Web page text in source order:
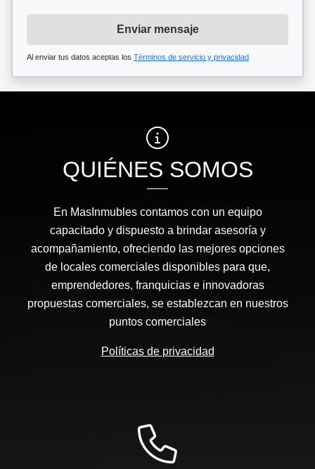
Enviar mensaje
Al enviar tus datos aceptas los Términos de servicio y privacidad
QUIÉNES SOMOS
En MasInmubles contamos con un equipo
capacitado y dispuesto a brindar asesoría y
acompañamiento, ofreciendo las mejores opciones
de locales comerciales disponibles para que,
emprendedores, franquicias e innovadoras
propuestas comerciales, se establezcan en nuestros
puntos comerciales
Políticas de privacidad